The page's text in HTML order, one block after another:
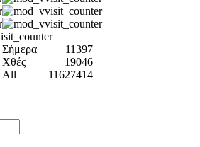
Σήμερα
11397
Χθές
19046
All
11627414